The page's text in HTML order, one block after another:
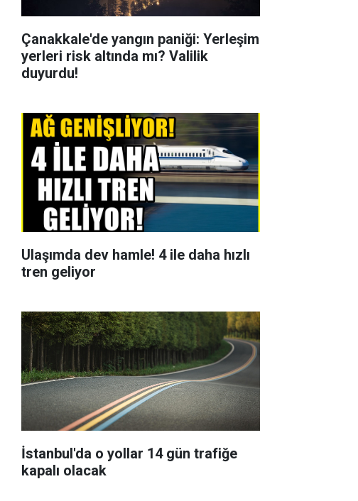
Çanakkale'de yangın paniği: Yerleşim
yerleri risk altında mı? Valilik
duyurdu!
Ulaşımda dev hamle! 4 ile daha hızlı
tren geliyor
İstanbul'da o yollar 14 gün trafiğe
kapalı olacak